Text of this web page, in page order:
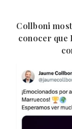
Collboni
conocer que